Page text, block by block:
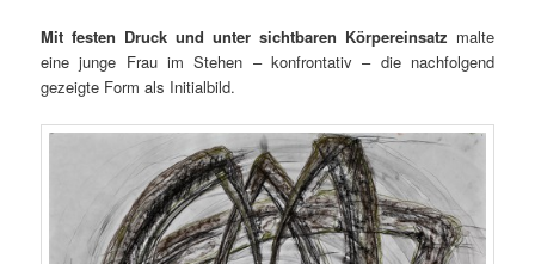
Mit festen Druck und unter sichtbaren Körpereinsatz malte
eine junge Frau im Stehen – konfrontativ – die nachfolgend
gezeigte Form als Initialbild.